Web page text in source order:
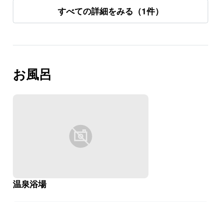
すべての詳細をみる（1件）
お風呂
温泉浴場